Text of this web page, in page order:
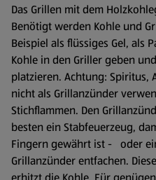
Das Grillen mit dem
Benötigt werden Kohle und
Beispiel als flüssiges Gel, als
Kohle in den Griller geben
platzieren. Achtung: Spiritus,
nicht als Grillanzünder
Stichflammen. Den
besten ein Stabfeuerzeug,
Fingern gewährt ist - oder
Grillanzünder entfachen.